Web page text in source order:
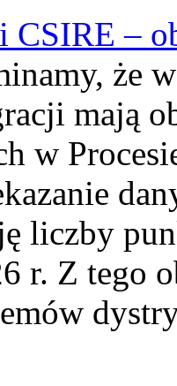
CSIRE –
że
mają
w
liczby
r. Z tego